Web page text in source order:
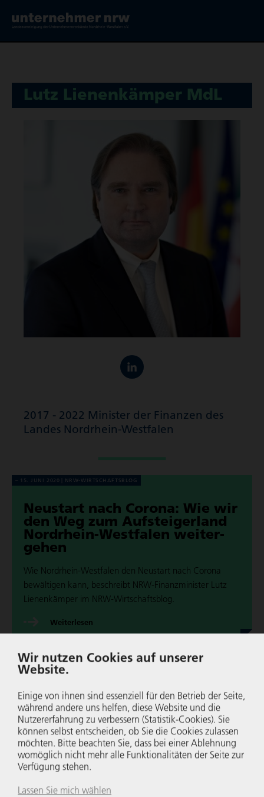
Lutz Lienen­kämper MdL
2017 - 2022 Minister der Finanzen des
Landes Nordrhein-Westfalen
15. JUNI 2020 NRW-WIRT­SCHAFTS­BLOG
Neustart nach Corona: Wie wir
den Weg zum Aufstei­ger­land
Nordrhein-Westfalen weiter­
gehen
Wie Nordrhein-Westfalen den Neustart nach Corona
bewäl­ti­gen kann, beschreibt NRW-Finanz­mi­nis­ter Lutz
Lie­nen­käm­per im NRW-Wirt­schafts­blog.
Wei­ter­le­sen
04. DEZEMBER 2017 NRW-WIRT­SCHAFTS­BLOG
Eine nach­hal­tige Finanz­ar­chi­
tektur für NRW
Der Finanz­mi­nis­ter von Nordrhein-Westfalen, Lutz Lie­
nen­käm­per, erklärt im Blog die Finanz­po­li­tik in NRW.
Wei­ter­le­sen
Wir nutzen Cookies auf unserer
Website.
Einige von ihnen sind essenziell für den Betrieb der Seite,
während andere uns helfen, diese Website und die
Nutzer­er­fah­rung zu verbessern (Statistik-Cookies). Sie
können selbst entscheiden, ob Sie die Cookies zulassen
möchten. Bitte beachten Sie, dass bei einer Ablehnung
womöglich nicht mehr alle Funk­tio­na­li­täten der Seite zur
Verfügung stehen.
Lassen Sie mich wählen